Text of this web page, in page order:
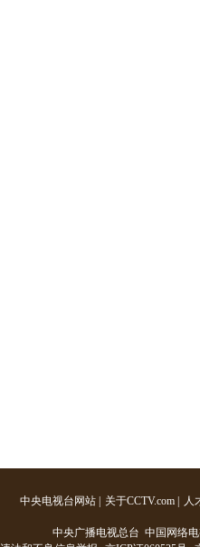
中央电视台网站 关于CCTV.com 人
中央广播电视总台 中国网络